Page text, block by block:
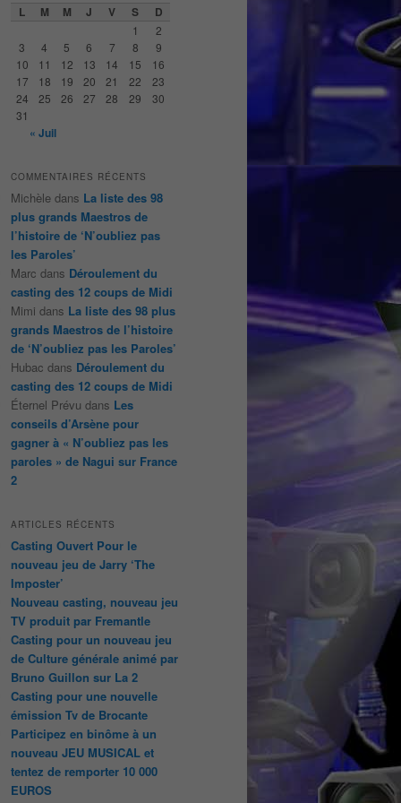
L M M J V S D
1
2
3
4 5 6 7 8
9
10
11 12 13 14 15
16
17
18 19 20 21 22
23
24
25 26 27 28 29
30
31
« Juil
COMMENTAIRES RÉCENTS
Michèle dans La liste des 98
plus grands Maestros de
l’histoire de ‘N’oubliez pas
les Paroles’
Marc dans Déroulement du
casting des 12 coups de Midi
Mimi dans La liste des 98 plus
grands Maestros de l’histoire
de ‘N’oubliez pas les Paroles’
Hubac dans Déroulement du
casting des 12 coups de Midi
Éternel Prévu dans Les
conseils d’Arsène pour
gagner à « N’oubliez pas les
paroles » de Nagui sur France
2
ARTICLES RÉCENTS
Casting Ouvert Pour le
nouveau jeu de Jarry ‘The
Imposter’
Nouveau casting, nouveau jeu
TV produit par Fremantle
Casting pour un nouveau jeu
de Culture générale animé par
Bruno Guillon sur La 2
Casting pour une nouvelle
émission Tv de Brocante
Participez en binôme à un
nouveau JEU MUSICAL et
tentez de remporter 10 000
EUROS